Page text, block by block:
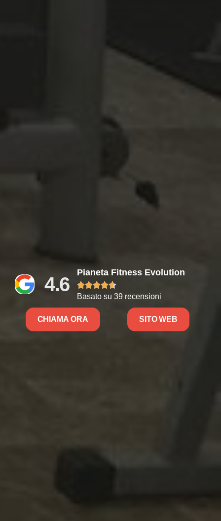
4.6
Pianeta Fitness Evolution

Basato su 39 recensioni
CHIAMA ORA SITO WEB